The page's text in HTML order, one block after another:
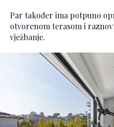
Par također ima potpuno
otvorenom terasom i
vježbanje.